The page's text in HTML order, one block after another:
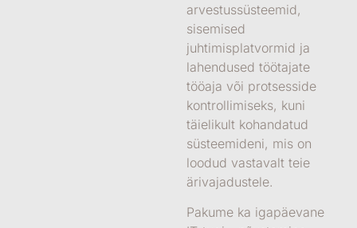
arvestussüsteemid,
sisemised
juhtimisplatvormid ja
lahendused töötajate
tööaja või protsesside
kontrollimiseks, kuni
täielikult kohandatud
süsteemideni, mis on
loodud vastavalt teie
ärivajadustele.
Pakume ka igapäevane